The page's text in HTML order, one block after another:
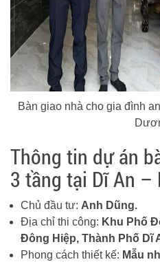
Bàn giao nhà cho gia đình
Thông tin dự án
3 tầng tại Dĩ An –
Chủ đầu tư: Anh Dũng.
Địa chỉ thi công: Khu Phố
Đông Hiệp, Thành Phố Dĩ
Phong cách thiết kế: Mẫu